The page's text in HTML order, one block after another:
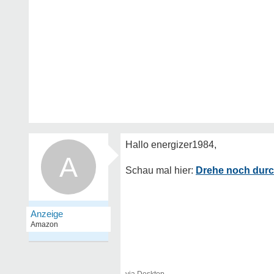
A Drehe noch